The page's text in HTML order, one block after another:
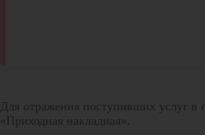
Для отражения поступивших услуг
«Приходная накладная».